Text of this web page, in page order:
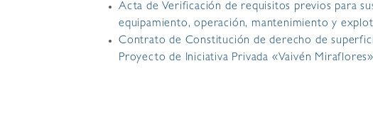
Acta de Verificación de requisitos previos para
equipamiento, operación, mantenimiento y
Contrato de Constitución de derecho de
Proyecto de Iniciativa Privada «Vaivén Miraflores»